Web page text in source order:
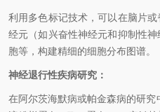
利用多色标记技术，可以在脑片
经元（如兴奋性神经元和抑制性
胞等，构建精细的细胞分布图谱。
神经退行性疾病研究：
在阿尔茨海默病或帕金森病的研